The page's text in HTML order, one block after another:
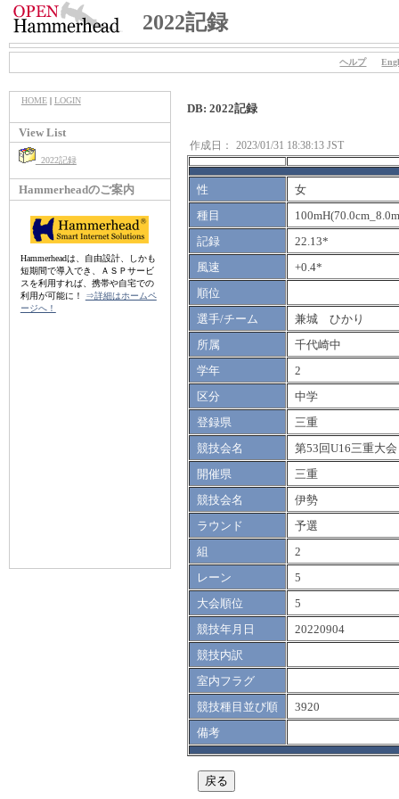
2022記録
ヘルプ
HOME| LOGIN
View List
2022記録
Hammerheadのご案内
Hammerheadは、自由設計、しかも
短期間で導入でき、ＡＳＰサービ
スを利用すれば、携帯や自宅での
利用が可能に！
⇒詳細はホームペ
ージへ！
DB: 2022記録
作成日： 2023/01/31 18:38:13 JST
性
女
種目
記録
22.13*
風速
+0.4*
順位
選手/チーム
兼城 ひかり
所属
千代崎中
学年
2
区分
中学
登録県
三重
競技会名
第53回U16三重大会
開催県
三重
競技会名
伊勢
ラウンド
予選
組
2
レーン
5
大会順位
5
競技年月日
20220904
競技内訳
室内フラグ
競技種目並び順
3920
備考